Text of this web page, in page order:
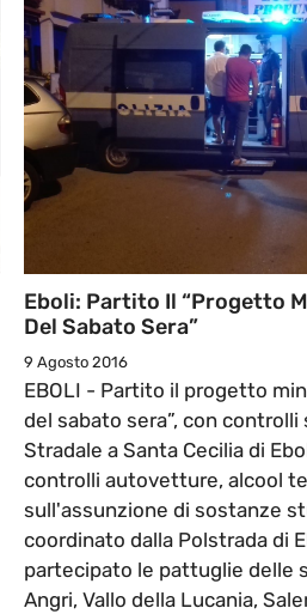
Eboli: Partito Il “Progetto
Del Sabato Sera”
9 Agosto 2016
EBOLI - Partito il progetto
del sabato sera”, con
Stradale a Santa Cecilia di
controlli autovetture, alcool
sull'assunzione di sostanze
coordinato dalla Polstrada di
partecipato le pattuglie delle
Angri, Vallo della Lucania,